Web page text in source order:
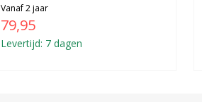
Vanaf 2 jaar
79,95
Levertijd: 7 dagen